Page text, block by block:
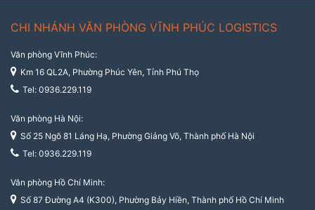
CHI NHÁNH VĂN PHÒNG VĨNH PHÚC LOGISTICS
Văn phòng Vĩnh Phúc:
Km 16 QL2A, Phường Phúc Yên, Tỉnh Phú Thọ
Tel: 0936.229.119
Văn phòng Hà Nội:
Số 25 Ngõ 81 Láng Hạ, Phường Giảng Võ, Thành phố Hà Nội
Tel: 0936.229.119
Văn phòng Hồ Chí Minh:
Số 87 Đường A4 (K300), Phường Bảy Hiền, Thành phố Hồ Chí Minh